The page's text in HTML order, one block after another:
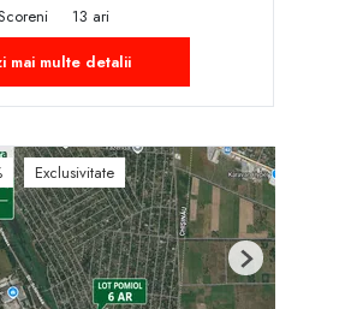
13 ari
mai multe detalii
Exclusivitate
Next